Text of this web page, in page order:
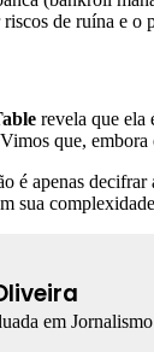
de ruína e o
revela que ela
que,
é apenas decifrar
sua
em